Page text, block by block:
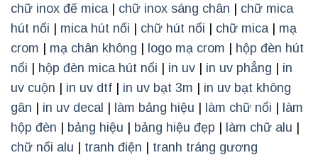
chữ inox đế mica | chữ inox sáng chân | chữ mica
hút nổi | mica hút nổi | chữ hút nổi | chữ mica | mạ
crom | mạ chân không | logo mạ crom | hộp đèn hút
nổi | hộp đèn mica hút nổi | in uv | in uv phẳng | in
uv cuộn | in uv dtf | in uv bạt 3m | in uv bạt không
gân | in uv decal | làm bảng hiệu | làm chữ nổi | làm
hộp đèn | bảng hiệu | bảng hiệu đẹp | làm chữ alu |
chữ nổi alu | tranh điện | tranh tráng gương